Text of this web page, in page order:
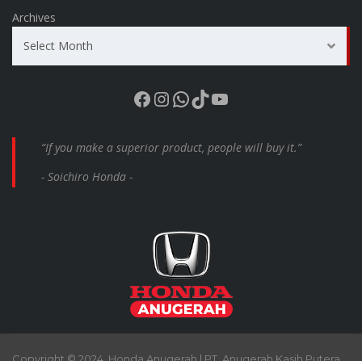
Archives
Select Month
Facebook
Instagram
WhatsApp
TikTok
YouTube
“If you make a superior product, people will buy it.”
- Soichiro Honda -